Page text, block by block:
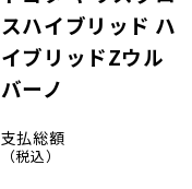
スハイブリッド ハ
イブリッドZウル
バーノ
支払総額
（税込）